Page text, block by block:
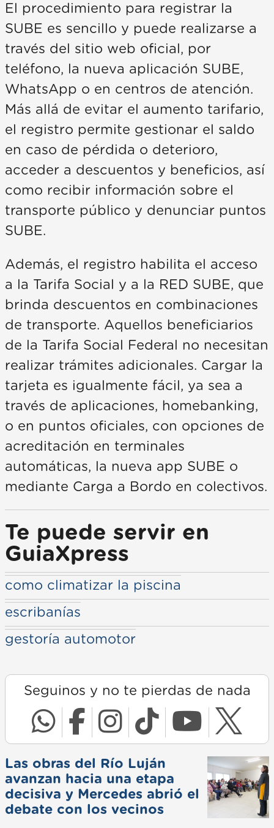
El procedimiento para registrar la
SUBE es sencillo y puede realizarse a
través del sitio web oficial, por
teléfono, la nueva aplicación SUBE,
WhatsApp o en centros de atención.
Más allá de evitar el aumento tarifario,
el registro permite gestionar el saldo
en caso de pérdida o deterioro,
acceder a descuentos y beneficios, así
como recibir información sobre el
transporte público y denunciar puntos
SUBE.
Además, el registro habilita el acceso
a la Tarifa Social y a la RED SUBE, que
brinda descuentos en combinaciones
de transporte. Aquellos beneficiarios
de la Tarifa Social Federal no necesitan
realizar trámites adicionales. Cargar la
tarjeta es igualmente fácil, ya sea a
través de aplicaciones, homebanking,
o en puntos oficiales, con opciones de
acreditación en terminales
automáticas, la nueva app SUBE o
mediante Carga a Bordo en colectivos.
Te puede servir en
GuiaXpress
como climatizar la piscina
escribanías
gestoría automotor
Seguinos y no te pierdas de nada
Las obras del Río Luján
avanzan hacia una etapa
decisiva y Mercedes abrió el
debate con los vecinos